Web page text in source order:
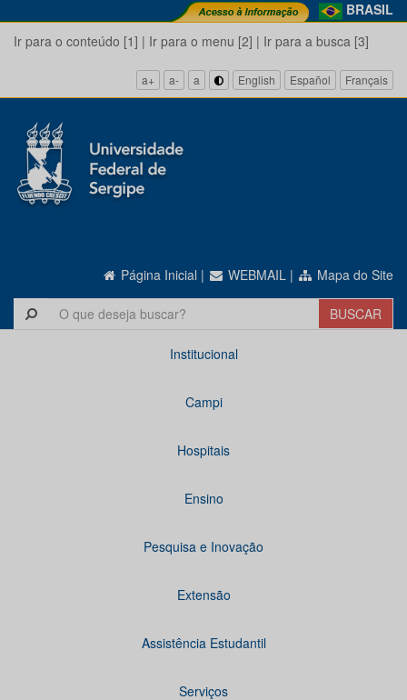
BRASIL
Ir para o conteúdo [1] | Ir para o menu [2] | Ir para a busca [3]
a+ a- a English Español Français
Página Inicial | WEBMAIL | Mapa do Site
Institucional
Campi
Hospitais
Ensino
Pesquisa e Inovação
Extensão
Assistência Estudantil
Serviços